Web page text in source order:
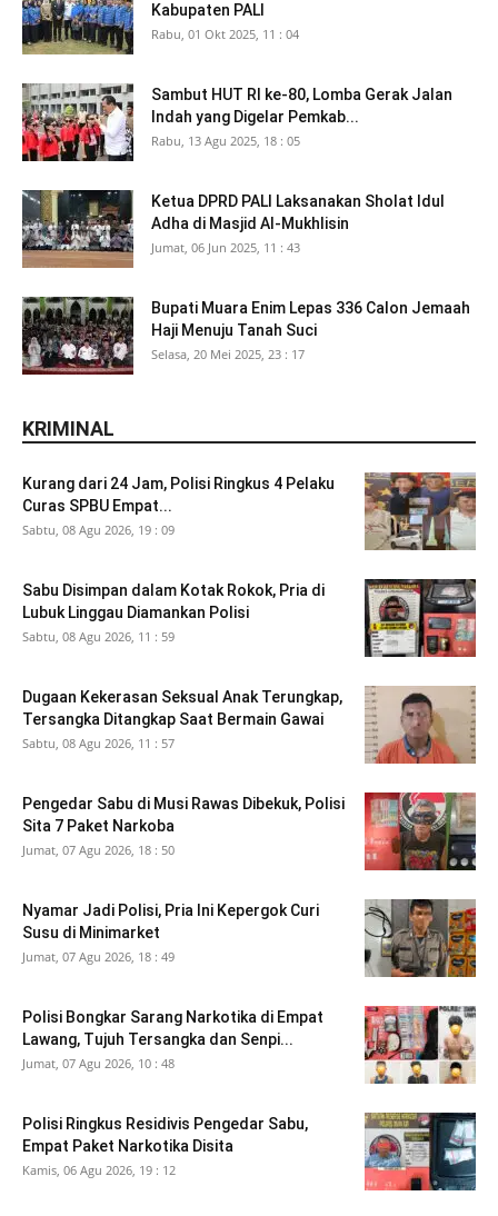
Kabupaten PALI
Rabu, 01 Okt 2025, 11 : 04
Sambut HUT RI ke-80, Lomba Gerak Jalan
Indah yang Digelar Pemkab...
Rabu, 13 Agu 2025, 18 : 05
Ketua DPRD PALI Laksanakan Sholat Idul
Adha di Masjid Al-Mukhlisin
Jumat, 06 Jun 2025, 11 : 43
Bupati Muara Enim Lepas 336 Calon Jemaah
Haji Menuju Tanah Suci
Selasa, 20 Mei 2025, 23 : 17
KRIMINAL
Kurang dari 24 Jam, Polisi Ringkus 4 Pelaku
Curas SPBU Empat...
Sabtu, 08 Agu 2026, 19 : 09
Sabu Disimpan dalam Kotak Rokok, Pria di
Lubuk Linggau Diamankan Polisi
Sabtu, 08 Agu 2026, 11 : 59
Dugaan Kekerasan Seksual Anak Terungkap,
Tersangka Ditangkap Saat Bermain Gawai
Sabtu, 08 Agu 2026, 11 : 57
Pengedar Sabu di Musi Rawas Dibekuk, Polisi
Sita 7 Paket Narkoba
Jumat, 07 Agu 2026, 18 : 50
Nyamar Jadi Polisi, Pria Ini Kepergok Curi
Susu di Minimarket
Jumat, 07 Agu 2026, 18 : 49
Polisi Bongkar Sarang Narkotika di Empat
Lawang, Tujuh Tersangka dan Senpi...
Jumat, 07 Agu 2026, 10 : 48
Polisi Ringkus Residivis Pengedar Sabu,
Empat Paket Narkotika Disita
Kamis, 06 Agu 2026, 19 : 12